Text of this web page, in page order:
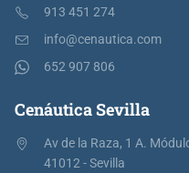
913 451 274
info@cenautica.com
652 907 806
Cenáutica Sevilla
Av de la Raza, 1 A.
41012 - Sevilla